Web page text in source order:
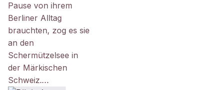
Pause von ihrem
Berliner Alltag
brauchten, zog es sie
an den
Schermützelsee in
der Märkischen
Schweiz.…